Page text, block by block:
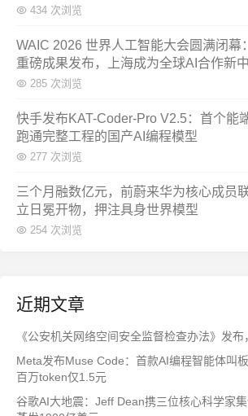
434 次浏览
WAIC 2026 世界人工智能大会圆满闭幕
重磅成果发布，上海成为全球AI合作新
285 次浏览
快手发布KAT-Coder-Pro V2.5：首个能
跑通完整工程的国产AI编程模型
277 次浏览
三个月融数亿元，前蔚来华为核心成员
立日冕开物，押注具身世界模型
254 次浏览
近期文章
《公安机关网络空间安全监督检查办法》发
Meta发布Muse Code：首款AI编程智能体叫
百万token仅1.5元
谷歌AI大地震：Jeff Dean携三位核心科学家